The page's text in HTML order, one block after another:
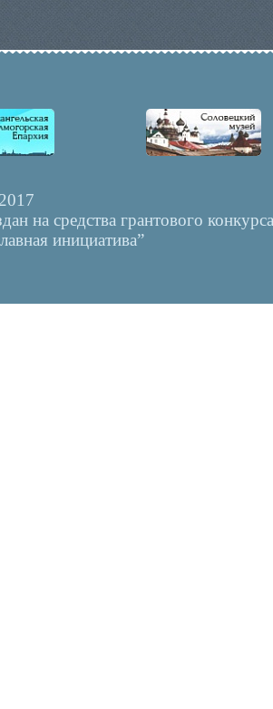
на средства грантового конкурса
инициатива”